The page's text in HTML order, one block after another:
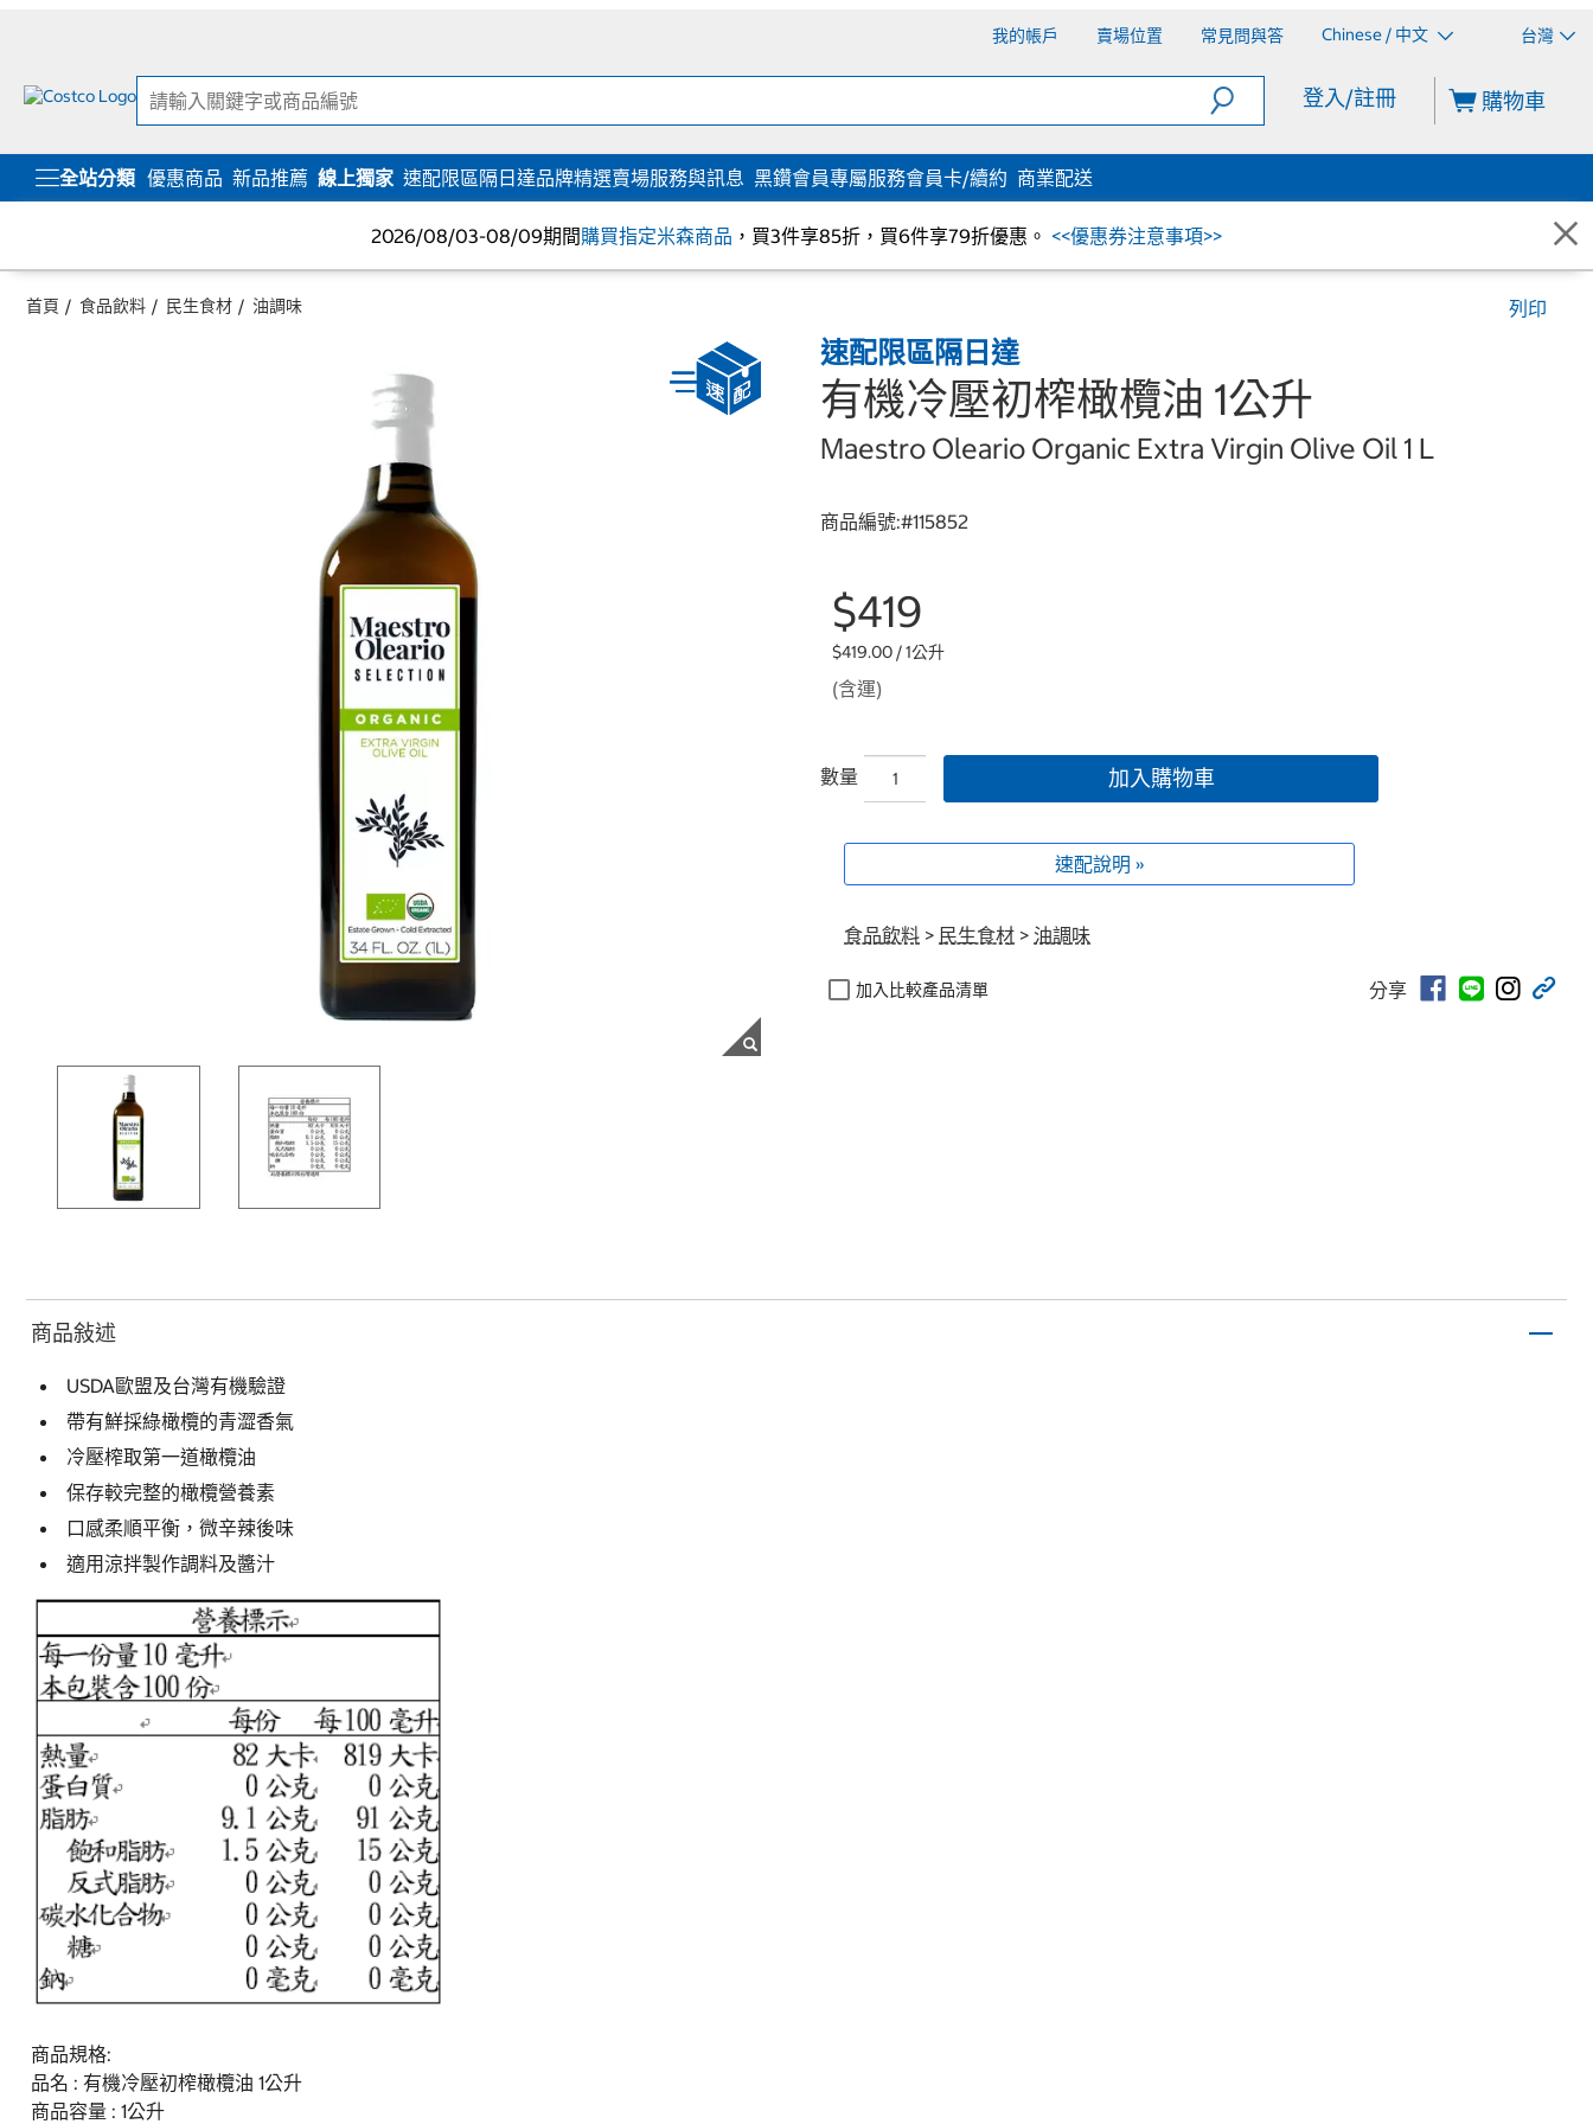
我的帳戶 賣場位置 常見問與答 Chinese / 中文 台灣
登入/註冊 購物車
全站分類 優惠商品 新品推薦 線上獨家 速配限區隔日達品牌精選賣場服務與訊息 黑鑽會員專屬服務會員卡/續約 商業配送
2026/08/03-08/09期間購買指定米森商品 ，買3件享85折，買6件享79折優惠。 <<優惠券注意事項>>
首頁 食品飲料 民生食材 油調味 列印
速配限區隔日達
有機冷壓初榨橄欖油 1公升
Maestro Oleario Organic Extra Virgin Olive Oil 1 L
商品編號:#115852
$419
$419.00 / 1公升
(含運)
數量 加入購物車
速配說明 »
食品飲料 > 民生食材 > 油調味
加入比較產品清單 分享
商品敍述
USDA歐盟及台灣有機驗證
帶有鮮採綠橄欖的青澀香氣
冷壓榨取第一道橄欖油
保存較完整的橄欖營養素
口感柔順平衡，微辛辣後味
適用涼拌製作調料及醬汁
商品規格:
品名 : 有機冷壓初榨橄欖油 1公升
商品容量 : 1公升